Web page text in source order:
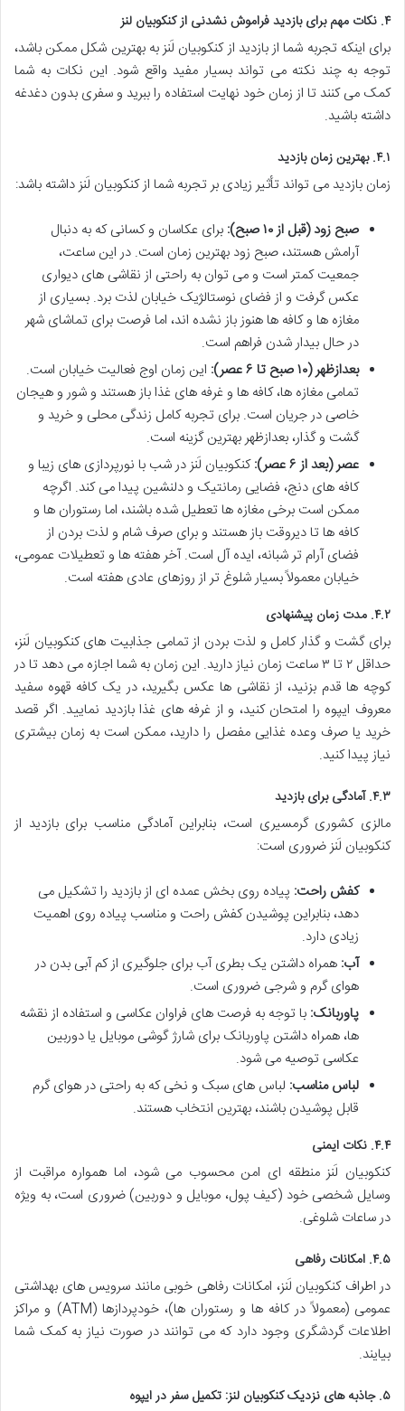
۴. نکات مهم برای بازدید فراموش نشدنی از کنکوبیان لنز
برای اینکه تجربه شما از بازدید از کنکوبیان لَنز به بهترین شکل ممکن باشد،
توجه به چند نکته می تواند بسیار مفید واقع شود. این نکات به شما
کمک می کنند تا از زمان خود نهایت استفاده را ببرید و سفری بدون دغدغه
داشته باشید.
۴.۱. بهترین زمان بازدید
زمان بازدید می تواند تأثیر زیادی بر تجربه شما از کنکوبیان لَنز داشته باشد:
صبح زود (قبل از ۱۰ صبح):
برای عکاسان و کسانی که به دنبال
آرامش هستند، صبح زود بهترین زمان است. در این ساعت،
جمعیت کمتر است و می توان به راحتی از نقاشی های دیواری
عکس گرفت و از فضای نوستالژیک خیابان لذت برد. بسیاری از
مغازه ها و کافه ها هنوز باز نشده اند، اما فرصت برای تماشای شهر
در حال بیدار شدن فراهم است.
بعدازظهر (۱۰ صبح تا ۶ عصر):
این زمان اوج فعالیت خیابان است.
تمامی مغازه ها، کافه ها و غرفه های غذا باز هستند و شور و هیجان
خاصی در جریان است. برای تجربه کامل زندگی محلی و خرید و
گشت و گذار، بعدازظهر بهترین گزینه است.
عصر (بعد از ۶ عصر):
کنکوبیان لَنز در شب با نورپردازی های زیبا و
کافه های دنج، فضایی رمانتیک و دلنشین پیدا می کند. اگرچه
ممکن است برخی مغازه ها تعطیل شده باشند، اما رستوران ها و
کافه ها تا دیروقت باز هستند و برای صرف شام و لذت بردن از
فضای آرام تر شبانه، ایده آل است. آخر هفته ها و تعطیلات عمومی،
خیابان معمولاً بسیار شلوغ تر از روزهای عادی هفته است.
۴.۲. مدت زمان پیشنهادی
برای گشت و گذار کامل و لذت بردن از تمامی جذابیت های کنکوبیان لَنز،
حداقل ۲ تا ۳ ساعت زمان نیاز دارید. این زمان به شما اجازه می دهد تا در
کوچه ها قدم بزنید، از نقاشی ها عکس بگیرید، در یک کافه قهوه سفید
معروف ایپوه را امتحان کنید، و از غرفه های غذا بازدید نمایید. اگر قصد
خرید یا صرف وعده غذایی مفصل را دارید، ممکن است به زمان بیشتری
نیاز پیدا کنید.
۴.۳. آمادگی برای بازدید
مالزی کشوری گرمسیری است، بنابراین آمادگی مناسب برای بازدید از
کنکوبیان لَنز ضروری است:
کفش راحت: پیاده روی بخش عمده ای از بازدید را تشکیل می
دهد، بنابراین پوشیدن کفش راحت و مناسب پیاده روی اهمیت
زیادی دارد.
آب: همراه داشتن یک بطری آب برای جلوگیری از کم آبی بدن در
هوای گرم و شرجی ضروری است.
پاوربانک: با توجه به فرصت های فراوان عکاسی و استفاده از نقشه
ها، همراه داشتن پاوربانک برای شارژ گوشی موبایل یا دوربین
عکاسی توصیه می شود.
لباس مناسب: لباس های سبک و نخی که به راحتی در هوای گرم
قابل پوشیدن باشند، بهترین انتخاب هستند.
۴.۴. نکات ایمنی
کنکوبیان لَنز منطقه ای امن محسوب می شود، اما همواره مراقبت از
وسایل شخصی خود (کیف پول، موبایل و دوربین) ضروری است، به ویژه
در ساعات شلوغی.
۴.۵. امکانات رفاهی
در اطراف کنکوبیان لَنز، امکانات رفاهی خوبی مانند سرویس های بهداشتی
عمومی (معمولاً در کافه ها و رستوران ها)، خودپردازها (ATM) و مراکز
اطلاعات گردشگری وجود دارد که می توانند در صورت نیاز به کمک شما
بیایند.
۵. جاذبه های نزدیک کنکوبیان لنز: تکمیل سفر در ایپوه